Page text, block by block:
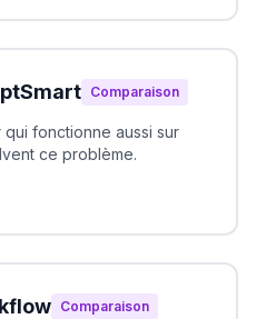
Comparaison
fonctionne aussi sur
ce problème.
Comparaison